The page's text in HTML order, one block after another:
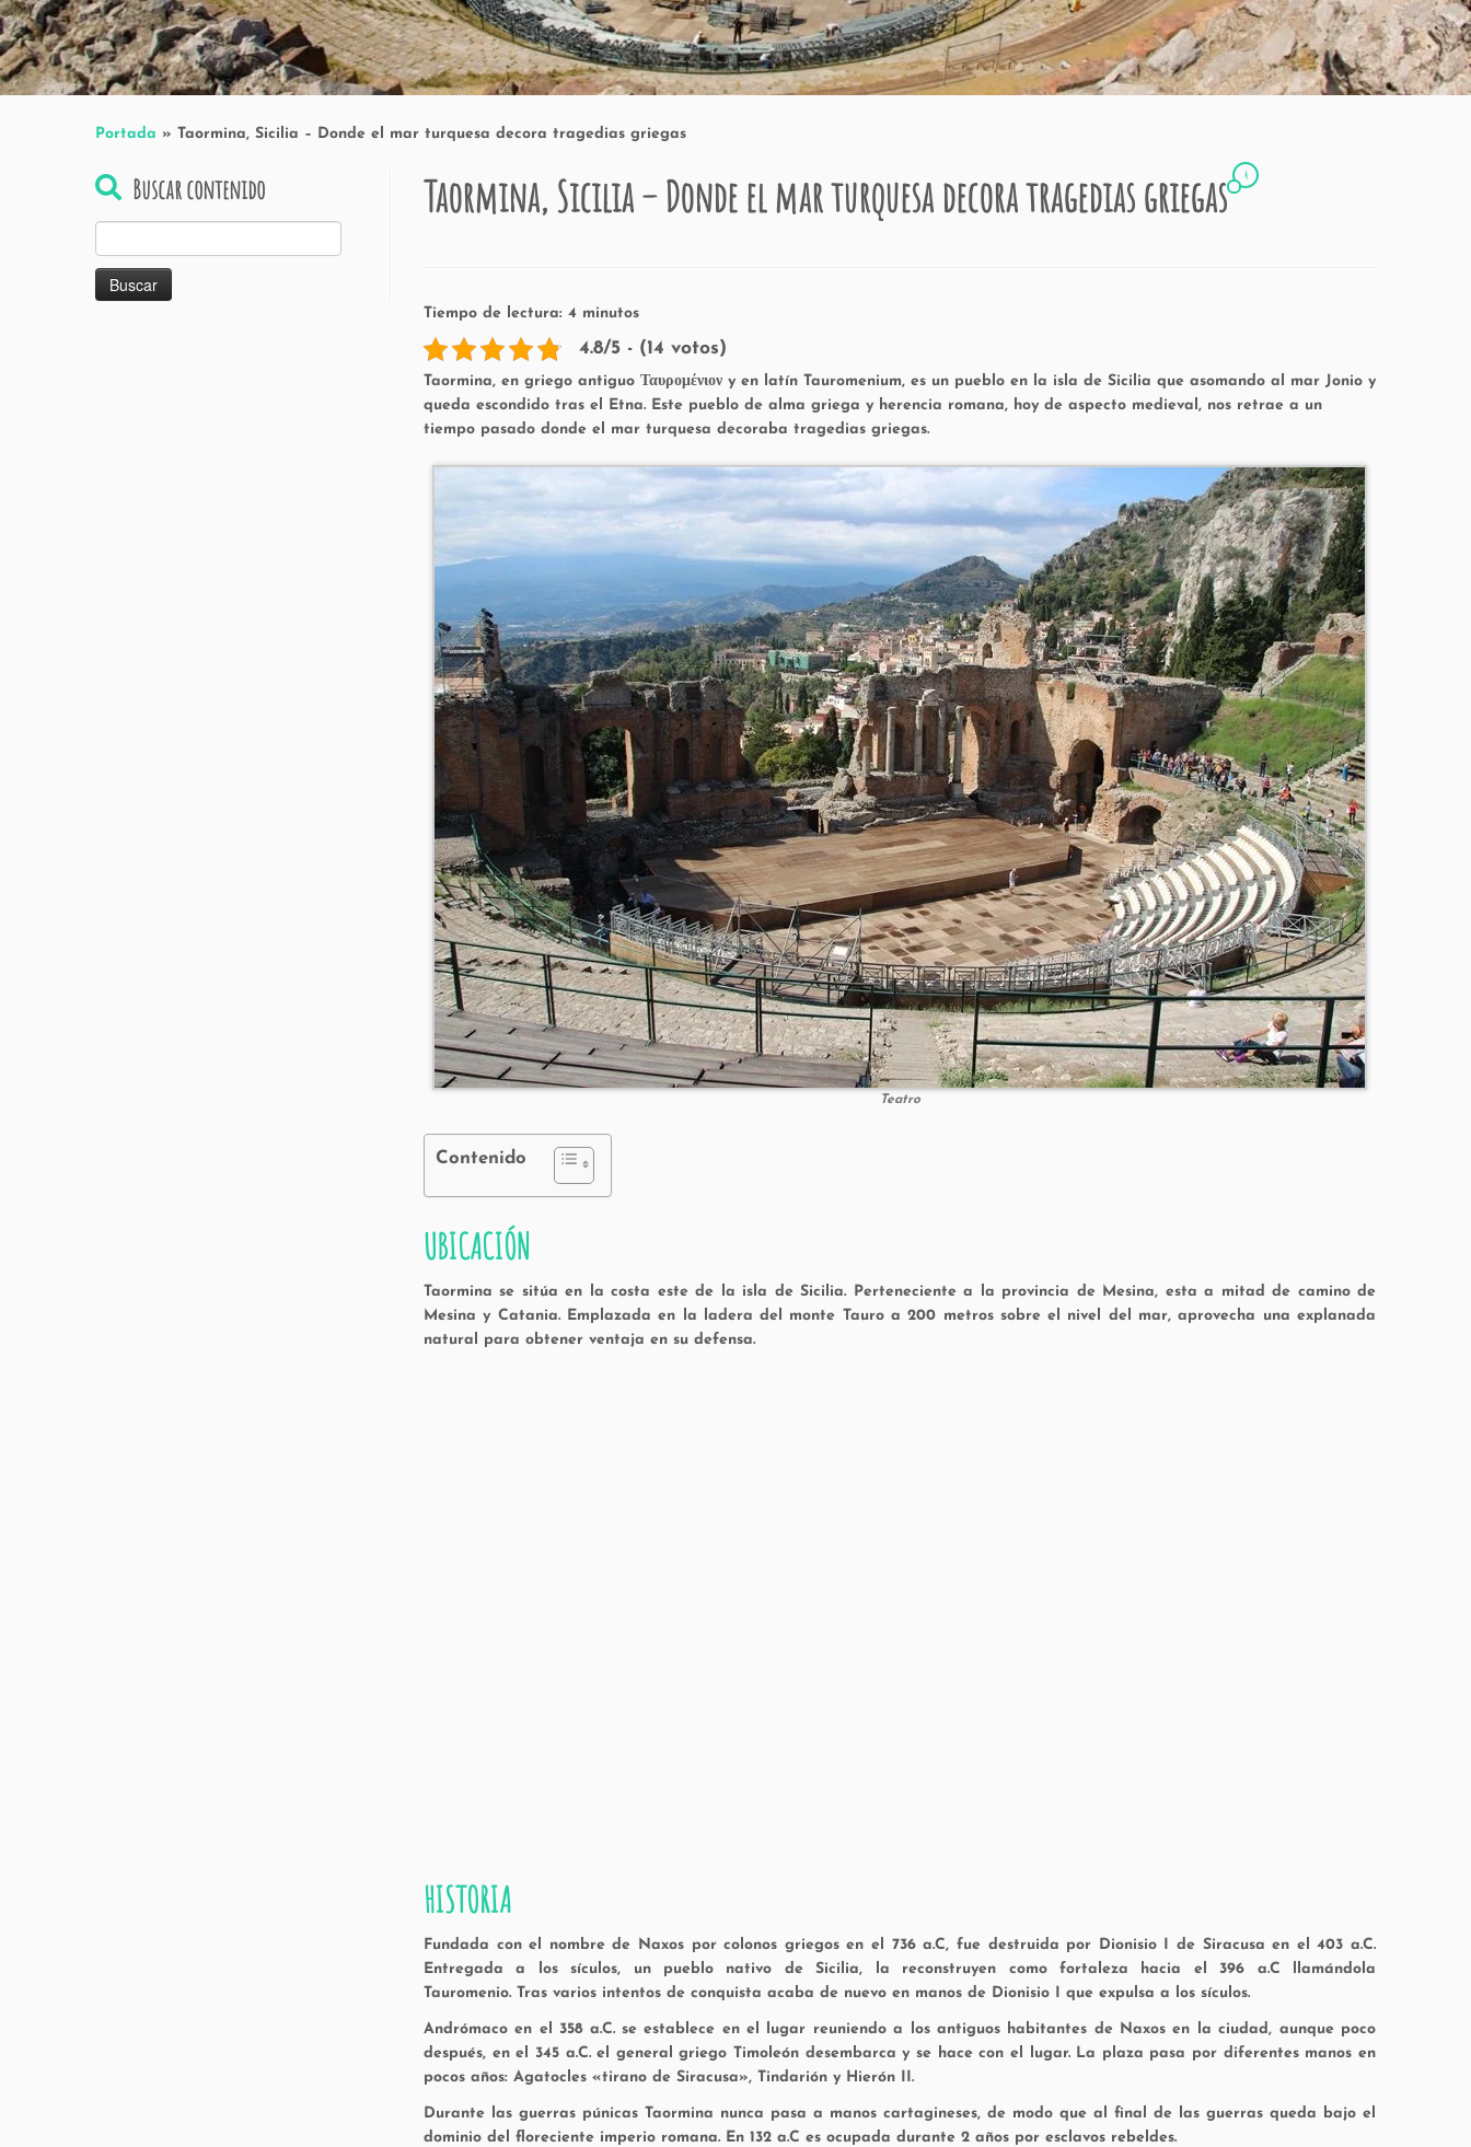
Portada » Taormina, Sicilia – Donde el mar turquesa decora tragedias griegas
Buscar contenido Taormina, Sicilia – Donde el mar turquesa decora tragedias griegas 4
Tiempo de lectura: 4 minutos
4.8/5 - (14 votos)
Taormina, en griego antiguo Ταυρομένιον y en latín Tauromenium, es un pueblo en la isla de Sicilia que asomando al mar Jonio y
queda escondido tras el Etna. Este pueblo de alma griega y herencia romana, hoy de aspecto medieval, nos retrae a un
tiempo pasado donde el mar turquesa decoraba tragedias griegas.
Teatro
Contenido
UBICACIÓN
Taormina se sitúa en la costa este de la isla de Sicilia. Perteneciente a la provincia de Mesina, esta a mitad de camino de
Mesina y Catania. Emplazada en la ladera del monte Tauro a 200 metros sobre el nivel del mar, aprovecha una explanada
natural para obtener ventaja en su defensa.
HISTORIA
Fundada con el nombre de Naxos por colonos griegos en el 736 a.C, fue destruida por Dionisio I de Siracusa en el 403 a.C.
Entregada a los sículos, un pueblo nativo de Sicilia, la reconstruyen como fortaleza hacia el 396 a.C llamándola
Tauromenio. Tras varios intentos de conquista acaba de nuevo en manos de Dionisio I que expulsa a los sículos.
Andrómaco en el 358 a.C. se establece en el lugar reuniendo a los antiguos habitantes de Naxos en la ciudad, aunque poco
después, en el 345 a.C. el general griego Timoleón desembarca y se hace con el lugar. La plaza pasa por diferentes manos en
pocos años: Agatocles «tirano de Siracusa», Tindarión y Hierón II.
Durante las guerras púnicas Taormina nunca pasa a manos cartagineses, de modo que al final de las guerras queda bajo el
dominio del floreciente imperio romana. En 132 a.C es ocupada durante 2 años por esclavos rebeldes.